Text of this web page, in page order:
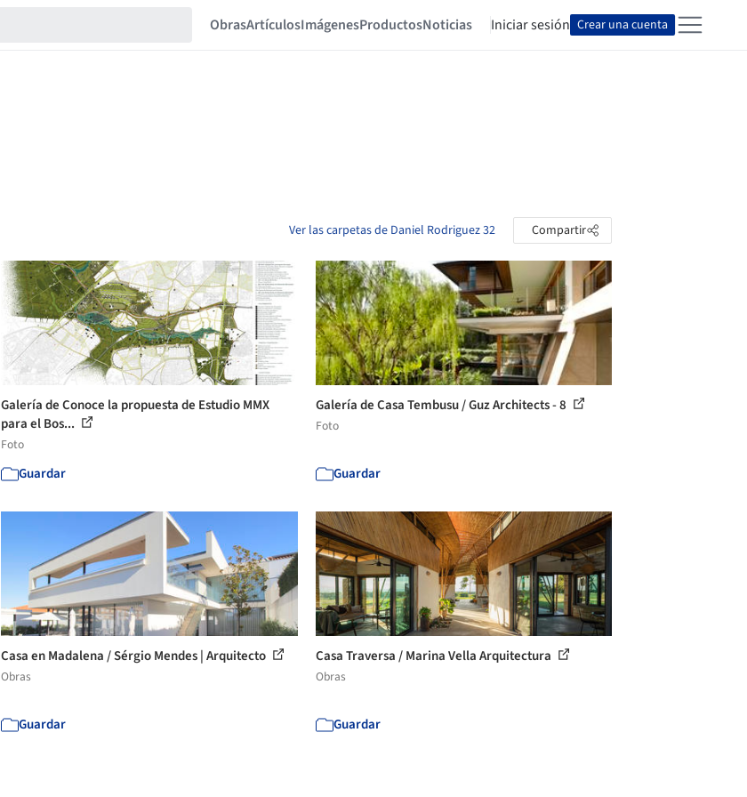
ObrasArtículosImágenesProductosNoticias Iniciar sesión Crear una cuenta
Ver las carpetas de Daniel Rodriguez 32 Compartir
Galería de Conoce la propuesta de Estudio MMX
para el Bos...
Foto
Guardar
Galería de Casa Tembusu / Guz Architects - 8
Foto
Guardar
Casa en Madalena / Sérgio Mendes | Arquitecto
Obras
Guardar
Casa Traversa / Marina Vella Arquitectura
Obras
Guardar